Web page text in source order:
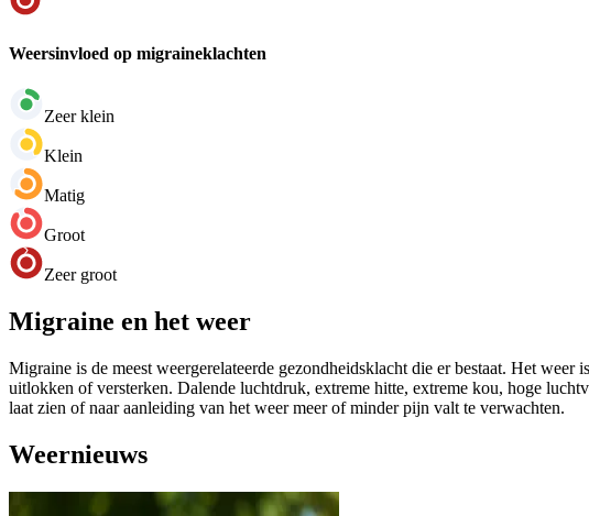
Weersinvloed op migraineklachten
Zeer klein
Klein
Matig
Groot
Zeer groot
Migraine en het weer
Migraine is de meest weergerelateerde gezondheidsklacht die er bestaat. Het
uitlokken of versterken. Dalende luchtdruk, extreme hitte, extreme kou, hoge
laat zien of naar aanleiding van het weer meer of minder pijn valt te verwachten.
Weernieuws